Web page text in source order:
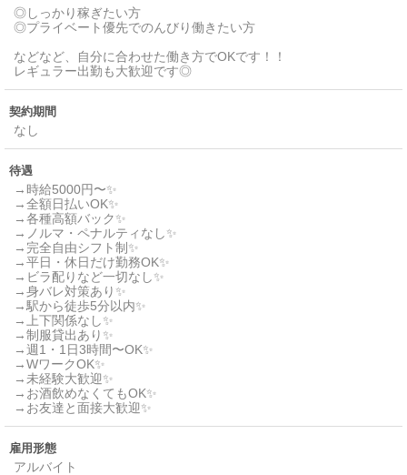
◎しっかり稼ぎたい方
◎プライベート優先でのんびり働きたい方
などなど、自分に合わせた働き方でOKです！！
レギュラー出勤も大歓迎です◎
契約期間
なし
待遇
→時給5000円〜✨
→全額日払いOK✨
→各種高額バック✨
→ノルマ・ペナルティなし✨
→完全自由シフト制✨
→平日・休日だけ勤務OK✨
→ビラ配りなど一切なし✨
→身バレ対策あり✨
→駅から徒歩5分以内✨
→上下関係なし✨
→制服貸出あり✨
→週1・1日3時間〜OK✨
→WワークOK✨
→未経験大歓迎✨
→お酒飲めなくてもOK✨
→お友達と面接大歓迎✨
雇用形態
アルバイト